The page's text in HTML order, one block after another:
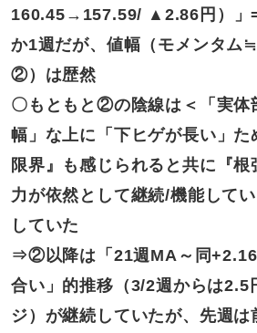
160.45→157.59/ ▲2.86円）」
か1週だが、値幅（モメンタム
②）は歴然
〇もともと ②の陰線は＜「実体
幅」な上に「下ヒゲが長い」た
限界』も感じられると共に『
力が依然として継続/機能して
していた
⇒②以降は 「21週MA～同
合い」的推移（3/2週からは2.5
ジ）が継続していたが、先週